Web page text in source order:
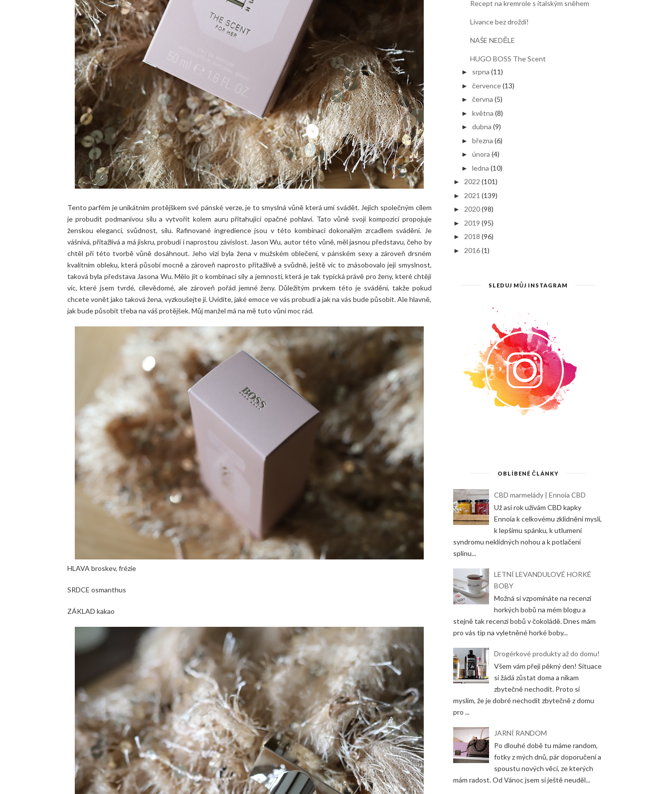
Tento parfém je unikátním protějškem své pánské verze, je to smyslná vůně která umí svádět. Jejich společným cílem
je probudit podmanivou sílu a vytvořit kolem auru přitahující opačné pohlaví. Tato vůně svojí kompozicí propojuje
ženskou eleganci, svůdnost, sílu. Rafinované ingredience jsou v této kombinaci dokonalým zrcadlem svádění. Je
vášnivá, přitažlivá a má jiskru, probudí i naprostou závislost. Jason Wu, autor této vůně, měl jasnou představu, čeho by
chtěl při této tvorbě vůně dosáhnout. Jeho vizí byla žena v mužském oblečení, v pánském sexy a zároveň drsném
kvalitním obleku, která působí mocně a zároveň naprosto přitažlivě a svůdně, ještě víc to znásobovalo její smyslnost,
taková byla představa Jasona Wu. Mělo jít o kombinaci síly a jemnosti, která je tak typická právě pro ženy, které chtějí
víc, které jsem tvrdé, cílevědomé, ale zároveň pořád jemné ženy. Důležitým prvkem této je svádění, takže pokud
chcete vonět jako taková žena, vyzkoušejte ji. Uvidíte, jaké emoce ve vás probudí a jak na vás bude působit. Ale hlavně,
jak bude působit třeba na váš protějšek. Můj manžel má na mě tuto vůni moc rád.
HLAVA broskev, frézie
SRDCE osmanthus
ZÁKLAD kakao
Recept na kremrole s italským sněhem
Lívance bez droždí!
NAŠE NEDĚLE
HUGO BOSS The Scent
► srpna (11)
►července(13)
►června (5)
►května (8)
►dubna (9)
►března (6)
►února (4)
►ledna (10)
► 2022 (101)
► 2021 (139)
► 2020 (98)
► 2019 (95)
► 2018 (96)
► 2016 (1)
SLEDUJ MŮJ INSTAGRAM
OBLÍBENÉ ČLÁNKY
CBD marmelády | Ennoia CBD
Už asi rok užívám CBD kapky
Ennoia k celkovému zklidnění mysli,
k lepšímu spánku, k utlumení
syndromu neklidných nohou a k potlačení
splínu...
LETNÍ LEVANDULOVÉ HORKÉ
BOBY
Možná si vzpomínáte na recenzi
horkých bobů na mém blogu a
stejně tak recenzi bobů v čokoládě. Dnes mám
pro vás tip na vyletněné horké boby...
Drogérkové produkty až do domu!
Všem vám přeji pěkný den! Situace
si žádá zůstat doma a nikam
zbytečně nechodit. Proto si
myslím, že je dobré nechodit zbytečně z domu
pro ...
JARNÍ RANDOM
Po dlouhé době tu máme random,
fotky z mých dnů, pár doporučení a
spoustu nových věcí, ze kterých
mám radost. Od Vánoc jsem si ještě neuděl...